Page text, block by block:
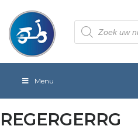
Producten
zoeken
Menu
REGERGERRG